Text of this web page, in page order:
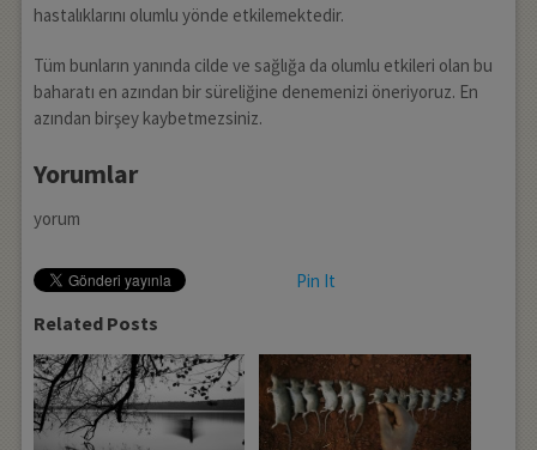
hastalıklarını olumlu yönde etkilemektedir.
Tüm bunların yanında cilde ve sağlığa da olumlu etkileri olan bu
baharatı en azından bir süreliğine denemenizi öneriyoruz. En
azından birşey kaybetmezsiniz.
Yorumlar
yorum
Pin It
Related Posts